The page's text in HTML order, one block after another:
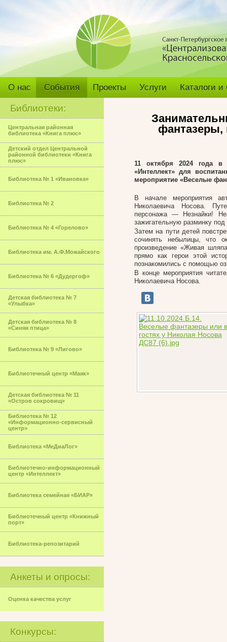
О нас События Проекты Услуги Каталоги
Библиотеки:
Центральная районная
библиотека «Книга плюс»
Детский отдел Центральной
районной библиотеки «Книга
плюс»
Библиотека № 1 «Ивановка»
Библиотека № 2
Библиотека № 4 «Горелово»
Библиотека им. А.Ф.Можайского
Библиотека № 6 «Дудергоф»
Детская библиотека № 7
«Улыбка»
Детская библиотека № 8
«Синяя птица»
Библиотека № 9 «Лигово»
Библиотечный центр «Маяк»
Детская библиотека № 11
«Остров сокровищ»
Библиотека № 12
«Информационно-сервисный
центр»
Библиотека «МеДиаЛог»
Библиотечно-информационный
центр «Интеллект»
Библиотека семейная «БИАР»
Библиотечный центр «Книжный
порт»
Библиотека-репозитарий
Анкеты и опросы:
Оценка качества услуг
Конкурсы:
фантазеры,
11 октября 2024 года в
«Интеллект» для
мероприятие «Веселые
В начале мероприятия
Николаевича Носова.
персонажа — Незнайки!
зажигательную разминку
Затем на пути детей
сочинять небылицы, что
произведение «Живая
прямо как герои этой
познакомились с помощью
В конце мероприятия
Николаевича Носова.